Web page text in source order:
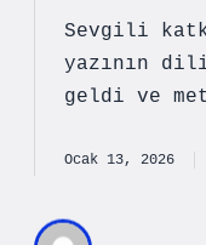
Sevgili
yazının
geldi ve
Ocak 13, 2026